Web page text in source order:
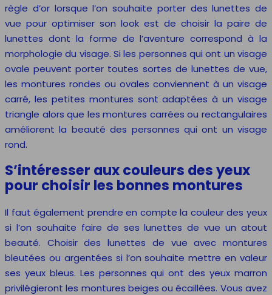
règle d’or lorsque l’on souhaite porter des lunettes de
vue pour optimiser son look est de choisir la paire de
lunettes dont la forme de l’aventure correspond à la
morphologie du visage. Si les personnes qui ont un visage
ovale peuvent porter toutes sortes de lunettes de vue,
les montures rondes ou ovales conviennent à un visage
carré, les petites montures sont adaptées à un visage
triangle alors que les montures carrées ou rectangulaires
améliorent la beauté des personnes qui ont un visage
rond.
S’intéresser aux couleurs des yeux
pour choisir les bonnes montures
Il faut également prendre en compte la couleur des yeux
si l’on souhaite faire de ses lunettes de vue un atout
beauté. Choisir des lunettes de vue avec montures
bleutées ou argentées si l’on souhaite mettre en valeur
ses yeux bleus. Les personnes qui ont des yeux marron
privilégieront les montures beiges ou écaillées. Vous avez